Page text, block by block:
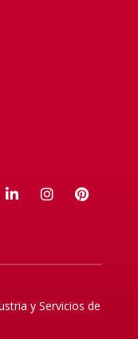
LinkedIn
y Servicios de